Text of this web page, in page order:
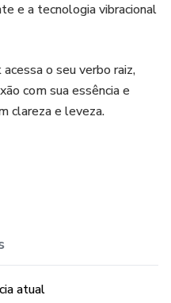
e a tecnologia vibracional
o seu verbo raiz,
com sua essência e
clareza e leveza.
PREDEM
atual